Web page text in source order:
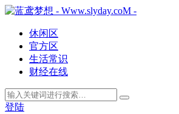
休闲区
官方区
生活常识
财经在线
登陆